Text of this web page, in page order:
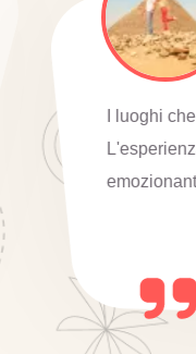
incantevoli e magici.
e molto
→